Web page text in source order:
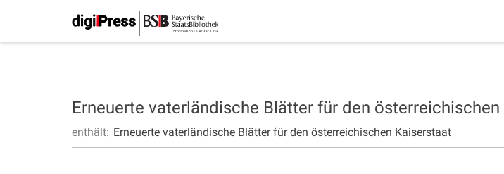
Erneuerte vaterländische Blätter für den
enthält: Erneuerte vaterländische Blätter für den österreichischen Kaiserstaat